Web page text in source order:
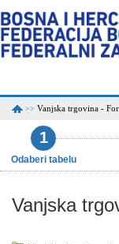
>> Vanjska trgovina -
1
Odaberi tabelu
Vanjska